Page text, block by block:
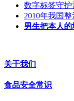
数字标签守
2010年我国
男生把本人
关于我们
食品安全常识